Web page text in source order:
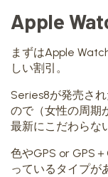
Apple
まずはApple
しい割引。
Series8が発売さ
ので（女性の周期
最新にこだわらな
色やGPS or GPS
っているタイプが